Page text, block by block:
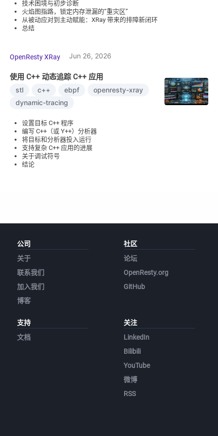
技术困境与初步诊断
火焰图指路，锁定内存泄漏的“重灾区”
从被动应对到主动赋能：XRay 带来的排障新闭环
总结
OpenResty XRay Jun 26, 2026
使用 C++ 动态追踪 C++ 应用
stl c++ ebpf
openresty-xray
dynamic-tracing
设置目标 C++ 程序
编写 C++（或 Y++）分析器
将目标和分析器投入运行
支持复杂 C++ 应用的进展
关于调试符号
结论
公司
关于
联系我们
加入我们
博客
社区
论坛
OpenResty.org
GitHub
支持
文档
关注
LinkedIn
Bilibili
YouTube
微博
RSS